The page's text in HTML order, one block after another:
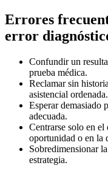
Errores
error
Confundir un
prueba médica.
Reclamar sin
asistencial ordenada.
Esperar demasiado
adecuada.
Centrarse solo en
oportunidad o en la
Sobredimensionar
estrategia.